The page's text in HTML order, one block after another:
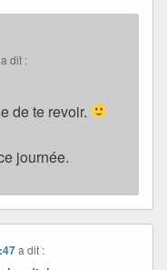
a dit :
de te revoir.
journée.
a dit :